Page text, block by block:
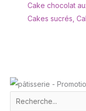
Cake chocolat
Cakes sucrés